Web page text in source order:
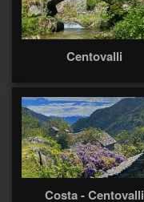
Centovalli
Costa - Centovalli